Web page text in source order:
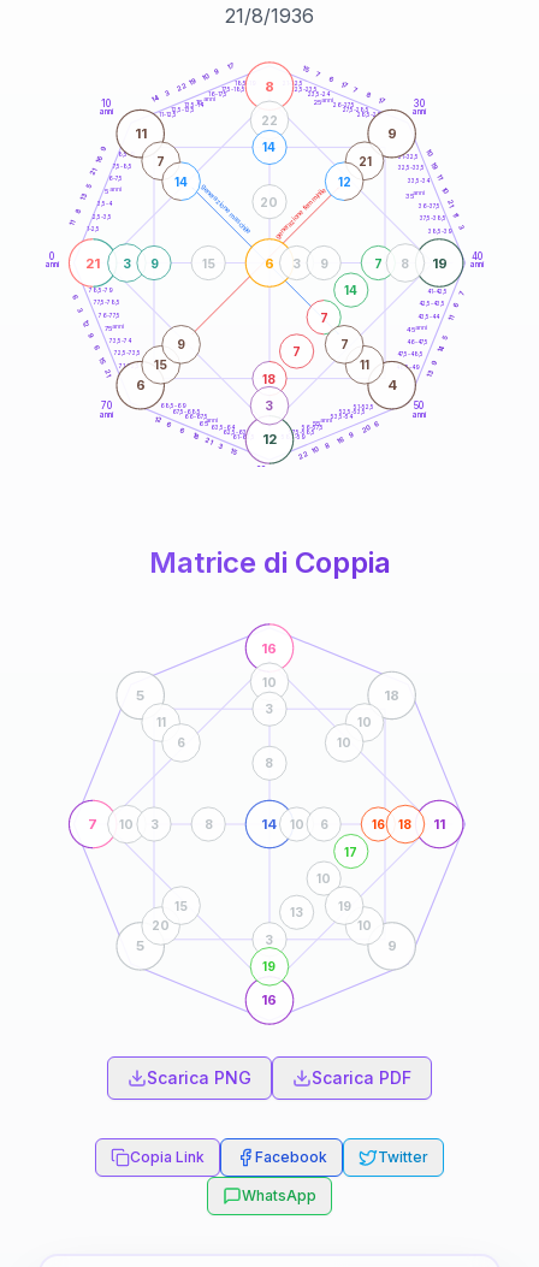
21/8/1936
generazione maschile generazione femminile
0
anni
10
anni
30
anni
40
anni
50
anni
60
70
anni
1-2,5
2,5-3,5
3,5-4
6-7,5
7,5-8,5
8,5-9
11-12,5
12,5-13,5
13,5-14
16-17,5
17,5-18,5
18,5-19 21-22,5
22,5-23,5
23,5-24
26-27,5
27,5-28,5
28,5-29
31-32,5
32,5-33,5
33,5-34
36-37,5
37,5-38,5
38,5-39
41-42,5
42,5-43,5
43,5-44
46-47,5
47,5-48,5
48,5-49
51-52,5
52,5-53,5
53,5-54
56-57,5
57,5-58,5
58,5-59
61-62,5
62,5-63,5
63,5-64
66-67,5
67,5-68,5
68,5-69
71-72,5
72,5-73,5
73,5-74
76-77,5
77,5-78,5
78,5-79
11
8
13
5
21
16
9
14
3
22
19
10
9
17 15
7
6
17
7
8
17
10
19
11
10
21
11
3
7
6
11
5
14
9
13
6
20
9
16
8
10
22
15
3
21
18
6
6
12
21
15
6
9
12
3
6
21
8
19
12
6
11 9
6 4
18
7
7
14
7
3
22
8
3
9
14
3 9
15
20
7
14
21
12
15
9
11
7
5anni
15 anni 25anni
35anni
45anni
55anni
65anni
75anni
Matrice di Coppia
7
16
11
16
14
5 18
5 9
3
13
10
17
16
10
10
18
19
3
3
10 6
8
8
11
6
10
10
20
15
10
19
Scarica PNG Scarica PDF
Copia Link Facebook Twitter
WhatsApp